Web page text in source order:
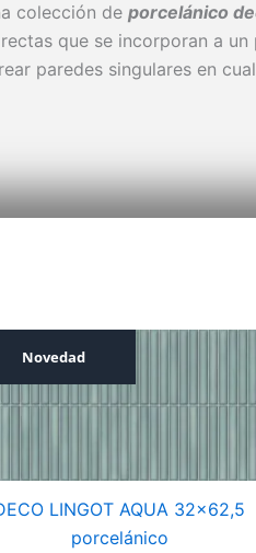
colección de porcelánico
que se incorporan a
paredes singulares en
Novedad
LINGOT AQUA 32×62,5
porcelánico